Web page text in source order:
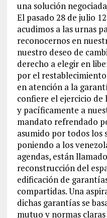
una solución
El pasado 28 de julio
acudimos a las urnas
reconocernos en
nuestro deseo de
derecho a elegir en
por el
en atención a la
confiere el ejercicio de
y pacíficamente a
mandato refrendado
asumido por todos los
poniendo a los
agendas, están
reconstrucción del
edificación de
compartidas. Una
dichas garantías se
mutuo y normas